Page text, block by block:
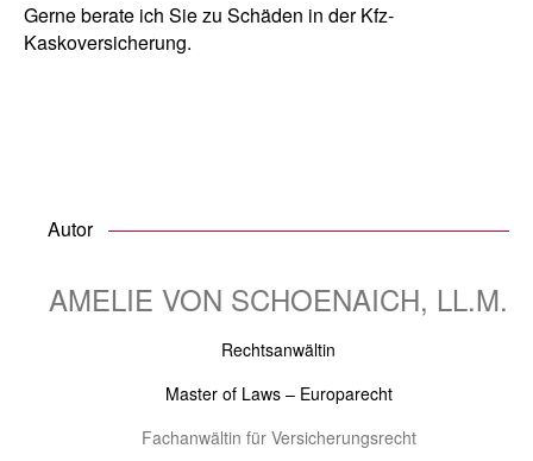
Gerne berate ich Sie zu Schäden in der Kfz-
Kaskoversicherung.
Autor
AMELIE VON SCHOENAICH, LL.M.
Rechtsanwältin
Master of Laws – Europarecht
Fachanwältin für Versicherungsrecht